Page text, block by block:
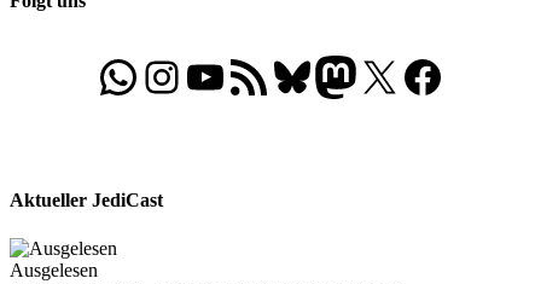
WhatsApp
Folgt uns auf Instagram
Besucht unseren YouTube-Kanal
RSS-FeedBluesky
Folgt uns auf Mastodon
X Folgt uns auf
Aktueller JediCast
Ausgelesen